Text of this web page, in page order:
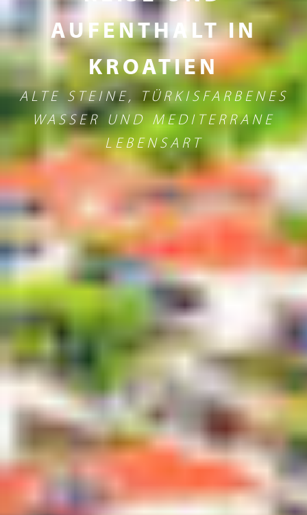
AUFENTHALT IN
KROATIEN
ALTE STEINE, TÜRKISFARBENES
WASSER UND MEDITERRANE
LEBENSART